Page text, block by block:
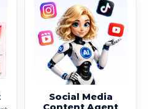
Social Media